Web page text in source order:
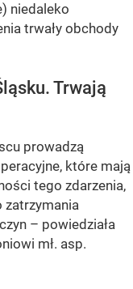
niedaleko
trwały obchody
Trwają
prowadzą
które mają
tego zdarzenia,
zatrzymania
– powiedziała
mł. asp.